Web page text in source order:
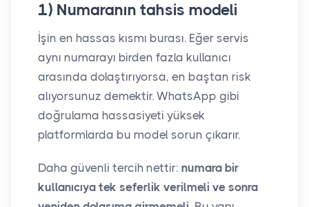
1) Numaranın tahsis modeli
İşin en hassas kısmı burası. Eğer servis
aynı numarayı birden fazla kullanıcı
arasında dolaştırıyorsa, en baştan risk
alıyorsunuz demektir. WhatsApp gibi
doğrulama hassasiyeti yüksek
platformlarda bu model sorun çıkarır.
Daha güvenli tercih nettir: numara bir
kullanıcıya tek seferlik verilmeli ve sonra